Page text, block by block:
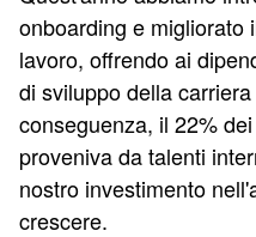
onboarding e migliorato
lavoro, offrendo ai
di sviluppo della
conseguenza, il 22%
proveniva da talenti
nostro investimento
crescere.